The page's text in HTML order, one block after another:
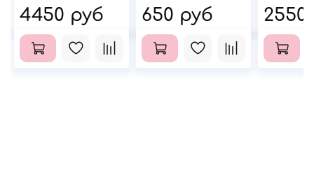
4450 руб 650 руб 2550